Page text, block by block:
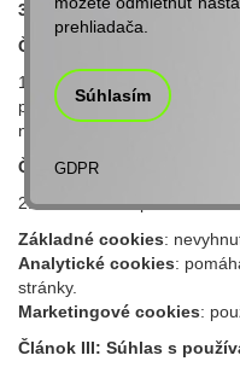
351/2011 Z. z. o
Článok I: Definícia cookies
1.1. Cookies sú malé
prehliadača. Slúžia na
návštevnosti.
Článok II: Typy cookies
2.1. Na stránke používame:
Základné cookies:
Analytické cookies:
stránky.
Marketingové cookies:
Článok III: Súhlas s
prehliadača.
Súhlasím
GDPR